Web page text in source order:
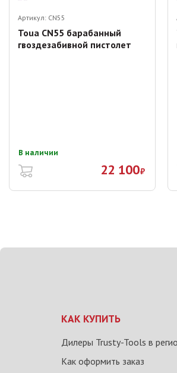
Артикул: CN55
Toua CN55 барабанный
гвоздезабивной пистолет
В наличии
22 100₽
КАК КУПИТЬ
Дилеры Trusty-Tools в
Как оформить заказ